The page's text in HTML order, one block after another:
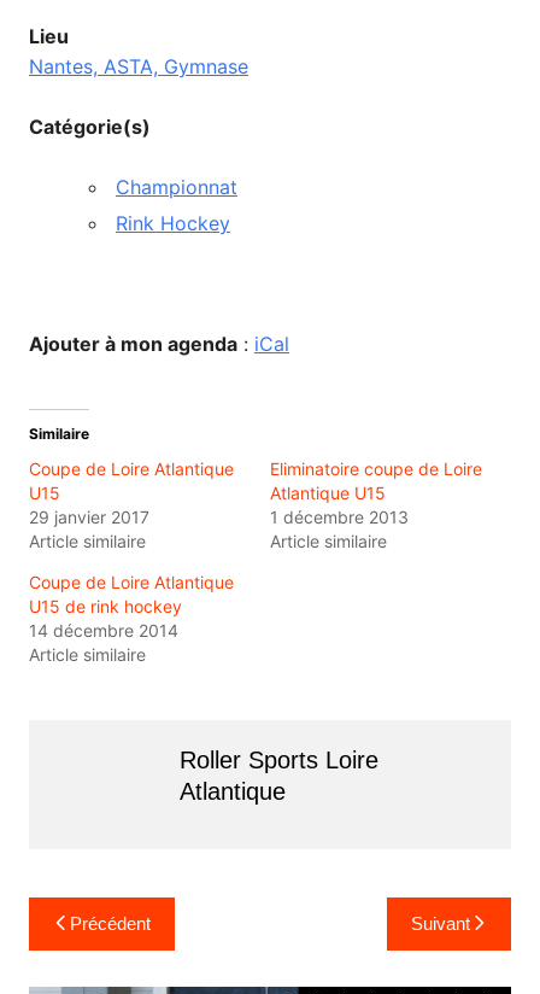
Lieu
Nantes, ASTA, Gymnase
Catégorie(s)
Championnat
Rink Hockey
Ajouter à mon agenda: iCal
Similaire
Coupe de Loire Atlantique
U15
29 janvier 2017
Article similaire
Eliminatoire coupe de Loire
Atlantique U15
1 décembre 2013
Article similaire
Coupe de Loire Atlantique
U15 de rink hockey
14 décembre 2014
Article similaire
Roller Sports Loire
Atlantique
Navigation
de
Précédent Suivant